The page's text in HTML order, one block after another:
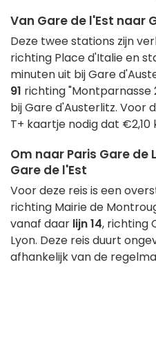
Van Gare de l'Est naar
Deze twee stations zijn
richting Place d'Italie en
minuten uit bij Gare
91 richting "Montparnasse
bij Gare d'Austerlitz. Voor
T+ kaartje nodig dat €2,10
Om naar Paris Gare de
Gare de l'Est
Voor deze reis is een
richting Mairie de
vanaf daar lijn 14, richting
Lyon. Deze reis duurt
afhankelijk van de